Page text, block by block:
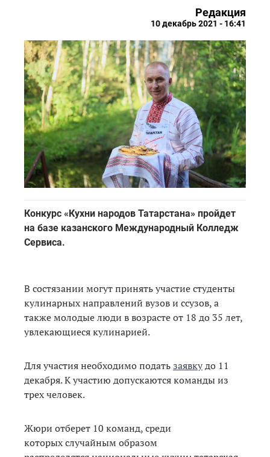
Редакция
10 декабрь 2021 - 16:41
Конкурс «Кухни народов Татарстана» пройдет
на базе казанского Международный Колледж
Сервиса.
В состязании могут принять участие студенты
кулинарных направлений вузов и ссузов, а
также молодые люди в возрасте от 18 до 35 лет,
увлекающиеся кулинарией.
Для участия необходимо подать заявкудо 11
декабря. К участию допускаются команды из
трех человек.
Жюри отберет 10 команд, среди
которых случайным образом